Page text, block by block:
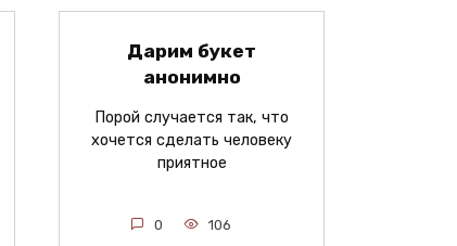
Дарим букет
анонимно
Порой случается так, что
хочется сделать человеку
приятное
0 106